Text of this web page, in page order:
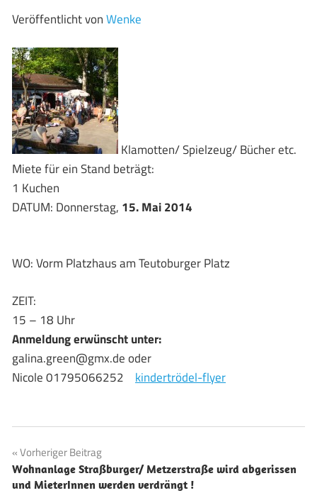
Veröffentlicht vonWenke
Klamotten/ Spielzeug/ Bücher etc.
Miete für ein Stand beträgt:
1 Kuchen
DATUM: Donnerstag, 15. Mai 2014
WO: Vorm Platzhaus am Teutoburger Platz
ZEIT:
15 – 18 Uhr
Anmeldung erwünscht unter:
galina.green@gmx.de oder
Nicole 01795066252 kindertrödel-flyer
Beitragsnavigation
Vorheriger Beitrag
Wohnanlage Straßburger/ Metzerstraße wird abgerissen
und MieterInnen werden verdrängt !